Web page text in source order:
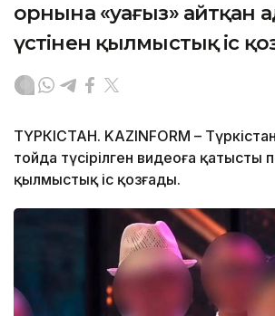
орнына «уағыз» айтқан
үстінен қылмыстық іс
ТҮРКІСТАН. KAZINFORM –
тойда түсірілген видеоға қатысты
қылмыстық іс қозғады.